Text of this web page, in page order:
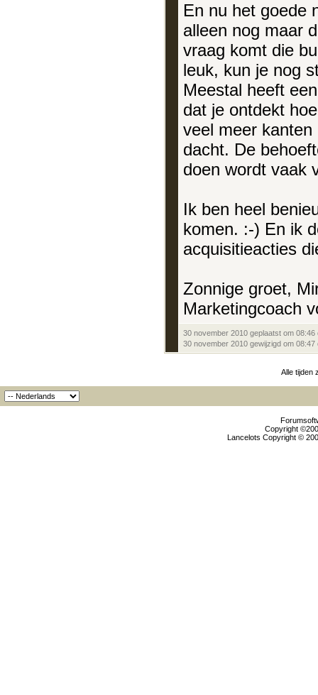
En nu het goede
alleen nog maar
vraag komt die
leuk, kun je nog
Meestal heeft
dat je ontdekt
veel meer
dacht. De
doen wordt vaak
Ik ben heel
komen. :-) En ik
acquisitieacties
Zonnige groet,
Marketingcoach
30 november 2010 geplaatst om
30 november 2010 gewijzigd om 08:47
Alle tijden
Copyright
Lancelots Copyright ©